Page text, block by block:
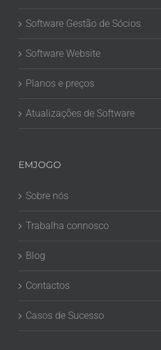
Software Gestão de Sócios
Software Website
Planos e preços
Atualizações de Software
EMJOGO
Sobre nós
Trabalha connosco
Blog
Contactos
Casos de Sucesso